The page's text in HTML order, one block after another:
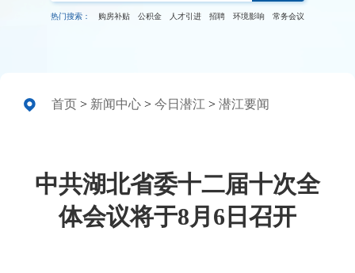
热门搜索： 购房补贴 公积金 人才引进 招聘 环境影响 常务会议
首页 > 新闻中心 > 今日潜江 > 潜江要闻
中共湖北省委十二届十次全
体会议将于8月6日召开